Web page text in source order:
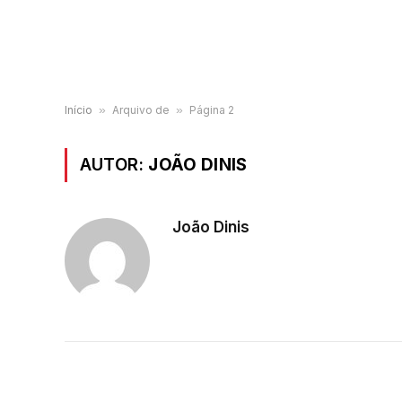
Início » Arquivo de » Página 2
AUTOR: JOÃO DINIS
João Dinis